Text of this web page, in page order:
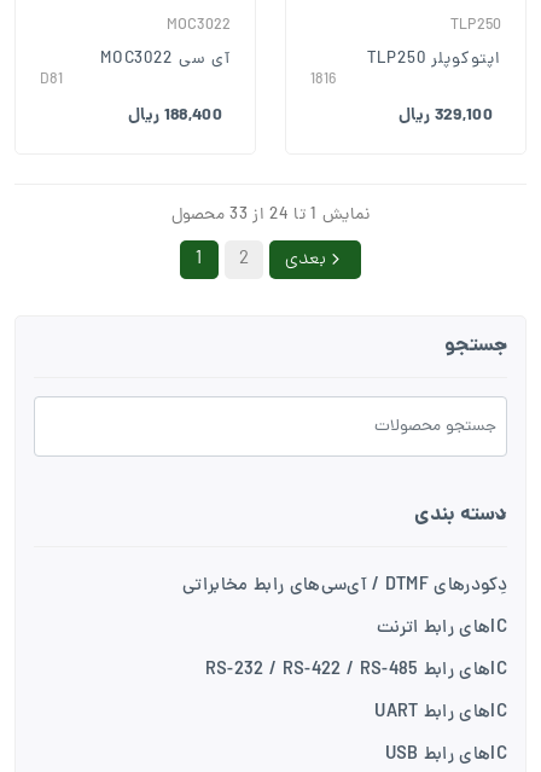
TLP250
اپتوکوپلر TLP250
1816
329,100 ریال
MOC3022
آی سی MOC3022
D81
188,400 ریال
نمایش 1 تا 24 از 33 محصول
1 2 بعدی
جستجو
دسته بندی
دِکودرهای DTMF / آی‌سی‌های رابط مخابراتی
ICهای رابط اترنت
ICهای رابط RS-232 / RS-422 / RS-485
ICهای رابط UART
ICهای رابط USB